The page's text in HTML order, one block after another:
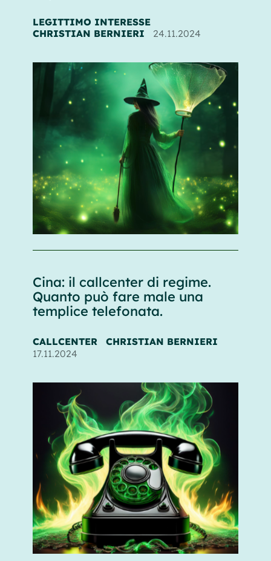
LEGITTIMO INTERESSE
CHRISTIAN BERNIERI
24.11.2024
Cina: il callcenter di regime.
Quanto può fare male una
templice telefonata.
CALLCENTER
CHRISTIAN BERNIERI
17.11.2024